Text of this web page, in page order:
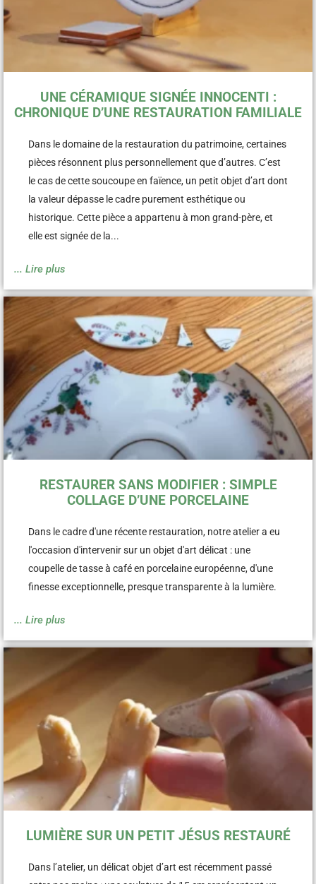
UNE CÉRAMIQUE SIGNÉE INNOCENTI :
CHRONIQUE D’UNE RESTAURATION FAMILIALE
Dans le domaine de la restauration du patrimoine, certaines
pièces résonnent plus personnellement que d’autres. C’est
le cas de cette soucoupe en faïence, un petit objet d’art dont
la valeur dépasse le cadre purement esthétique ou
historique. Cette pièce a appartenu à mon grand-père, et
elle est signée de la...
... Lire plus
RESTAURER SANS MODIFIER : SIMPLE
COLLAGE D’UNE PORCELAINE
Dans le cadre d'une récente restauration, notre atelier a eu
l'occasion d'intervenir sur un objet d'art délicat : une
coupelle de tasse à café en porcelaine européenne, d'une
finesse exceptionnelle, presque transparente à la lumière.
... Lire plus
LUMIÈRE SUR UN PETIT JÉSUS RESTAURÉ
Dans l’atelier, un délicat objet d’art est récemment passé